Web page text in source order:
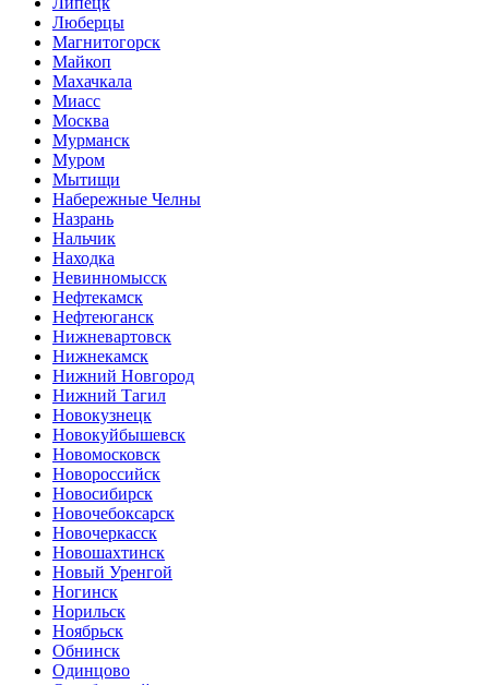
Люберцы
Магнитогорск
Майкоп
Махачкала
Миасс
Москва
Мурманск
Муром
Мытищи
Набережные Челны
Назрань
Нальчик
Находка
Невинномысск
Нефтекамск
Нефтеюганск
Нижневартовск
Нижнекамск
Нижний Новгород
Нижний Тагил
Новокузнецк
Новокуйбышевск
Новомосковск
Новороссийск
Новосибирск
Новочебоксарск
Новочеркасск
Новошахтинск
Новый Уренгой
Ногинск
Норильск
Ноябрьск
Обнинск
Одинцово